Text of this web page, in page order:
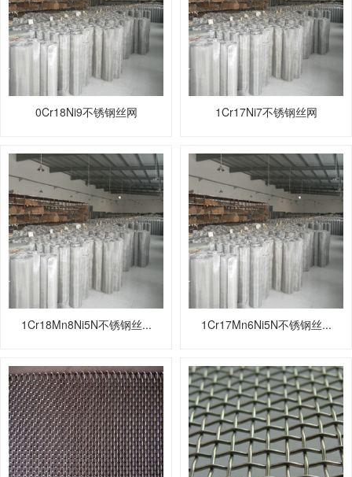
0Cr18Ni9不锈钢丝网 1Cr17Ni7不锈钢丝网
1Cr18Mn8Ni5N不锈钢丝... 1Cr17Mn6Ni5N不锈钢丝...